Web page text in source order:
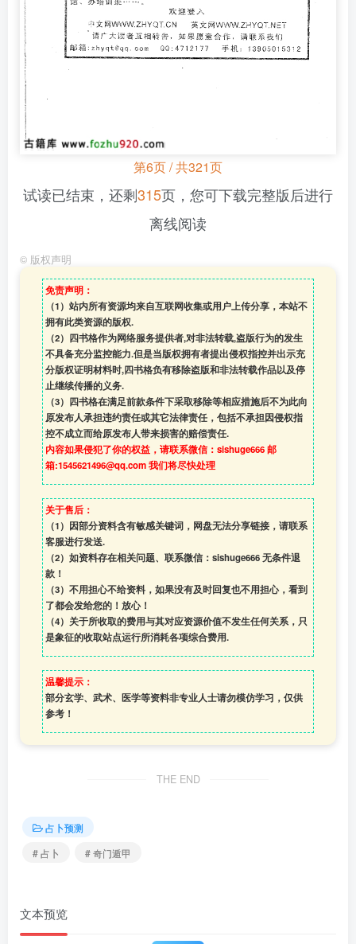
第6页 / 共321页
试读已结束，还剩315页，您可下载完整版后进行
离线阅读
© 版权声明
免责声明：
（1）站内所有资源均来自互联网收集或用户上传分享，本站不
拥有此类资源的版权.
（2）四书格作为网络服务提供者,对非法转载,盗版行为的发生
不具备充分监控能力.但是当版权拥有者提出侵权指控并出示充
分版权证明材料时,四书格负有移除盗版和非法转载作品以及停
止继续传播的义务.
（3）四书格在满足前款条件下采取移除等相应措施后不为此向
原发布人承担违约责任或其它法律责任，包括不承担因侵权指
控不成立而给原发布人带来损害的赔偿责任.
内容如果侵犯了你的权益，请联系微信：sishuge666 邮
箱:1545621496@qq.com 我们将尽快处理
关于售后：
（1）因部分资料含有敏感关键词，网盘无法分享链接，请联系
客服进行发送.
（2）如资料存在相关问题、联系微信：sishuge666 无条件退
款！
（3） 不用担心不给资料，如果没有及时回复也不用担心，看到
了都会发给您的！放心！
（4） 关于所收取的费用与其对应资源价值不发生任何关系，只
是象征的收取站点运行所消耗各项综合费用.
温馨提示：
部分玄学、武术、医学等资料非专业人士请勿模仿学习，仅供
参考！
THE END
占卜预测
# 占卜
# 奇门遁甲
文本预览